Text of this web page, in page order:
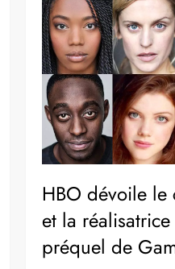
HBO dévoile
et la
préquel de